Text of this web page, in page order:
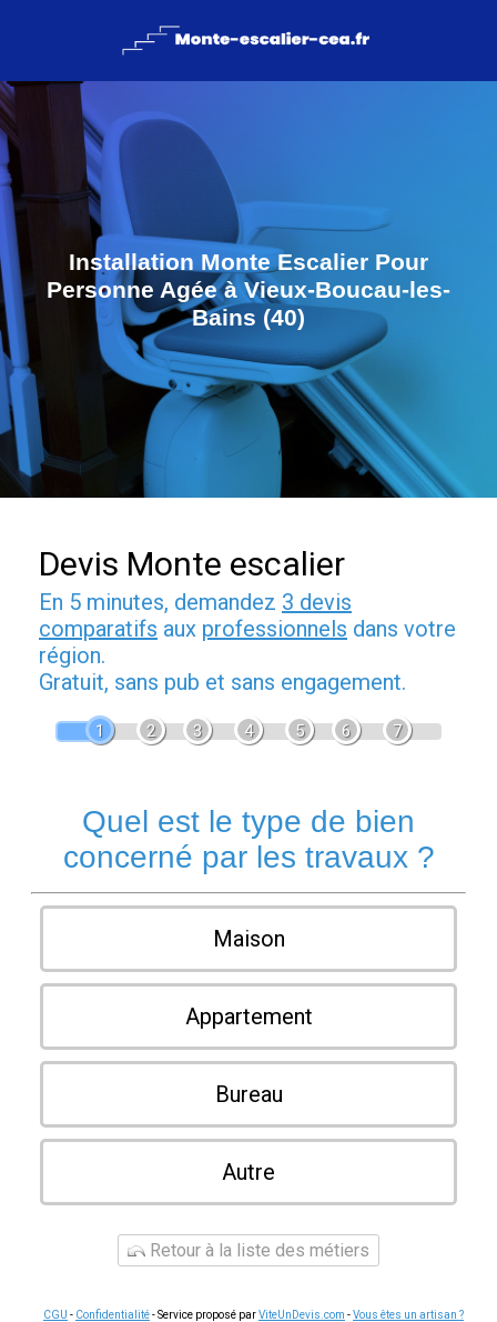
Installation Monte Escalier Pour
Personne Agée à Vieux-Boucau-les-
Bains (40)
Devis Monte escalier
En 5 minutes, demandez 3 devis
comparatifs aux professionnels dans votre
région.
Gratuit, sans pub et sans engagement.
1 2 3 4 5 6 7
Quel est le type de bien
concerné par les travaux ?
Maison
Appartement
Bureau
Autre
Retour à la liste des métiers
CGU - Confidentialité- Service proposé parViteUnDevis.com -Vous êtes un artisan ?